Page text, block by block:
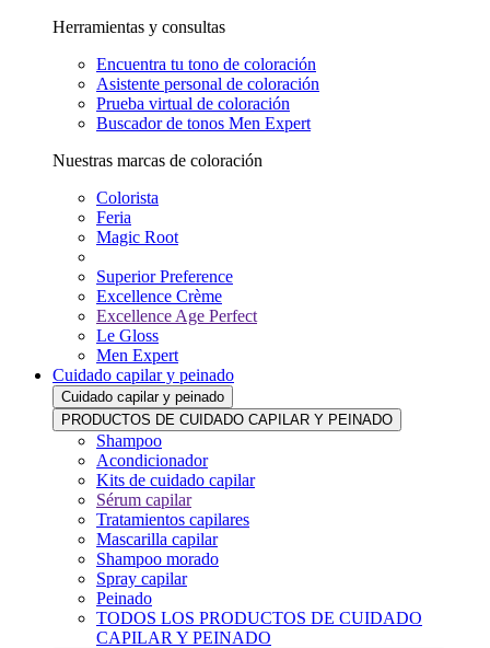
Herramientas y consultas
Encuentra tu tono de coloración
Asistente personal de coloración
Prueba virtual de coloración
Buscador de tonos Men Expert
Nuestras marcas de coloración
Colorista
Feria
Magic Root
Superior Preference
Excellence Crème
Excellence Age Perfect
Le Gloss
Men Expert
Cuidado capilar y peinado
Cuidado capilar y peinado
PRODUCTOS DE CUIDADO CAPILAR Y PEINADO
Shampoo
Acondicionador
Kits de cuidado capilar
Sérum capilar
Tratamientos capilares
Mascarilla capilar
Shampoo morado
Spray capilar
Peinado
TODOS LOS PRODUCTOS DE CUIDADO
CAPILAR Y PEINADO